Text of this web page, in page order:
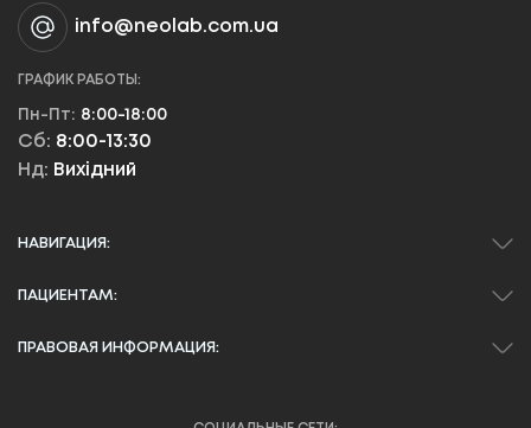
info@neolab.com.ua
ГРАФИК РАБОТЫ:
Пн-Пт: 8:00-18:00
Сб: 8:00-13:30
Нд: Вихідний
НАВИГАЦИЯ:
ПАЦИЕНТАМ:
ПРАВОВАЯ ИНФОРМАЦИЯ: